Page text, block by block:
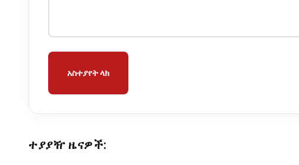
አስተያየት ላክ
ተያያዥ ዜናዎች: